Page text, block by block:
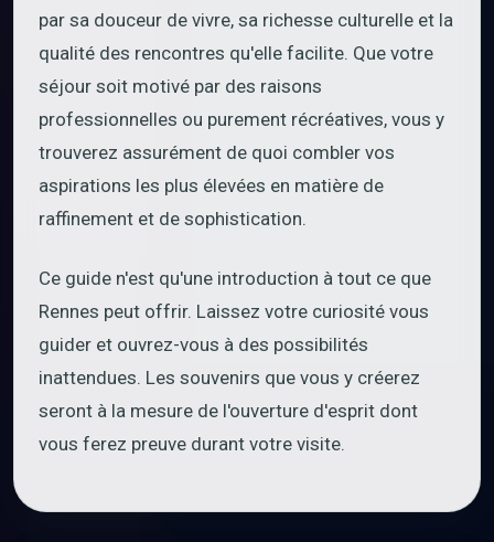
par sa douceur de vivre, sa richesse culturelle et la
qualité des rencontres qu'elle facilite. Que votre
séjour soit motivé par des raisons
professionnelles ou purement récréatives, vous y
trouverez assurément de quoi combler vos
aspirations les plus élevées en matière de
raffinement et de sophistication.
Ce guide n'est qu'une introduction à tout ce que
Rennes peut offrir. Laissez votre curiosité vous
guider et ouvrez-vous à des possibilités
inattendues. Les souvenirs que vous y créerez
seront à la mesure de l'ouverture d'esprit dont
vous ferez preuve durant votre visite.